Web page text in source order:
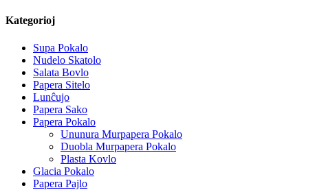
Kategorioj
Supa Pokalo
Nudelo Skatolo
Salata Bovlo
Papera Sitelo
Lunĉujo
Papera Sako
Papera Pokalo
Ununura Murpapera Pokalo
Duobla Murpapera Pokalo
Plasta Kovlo
Glacia Pokalo
Papera Pajlo